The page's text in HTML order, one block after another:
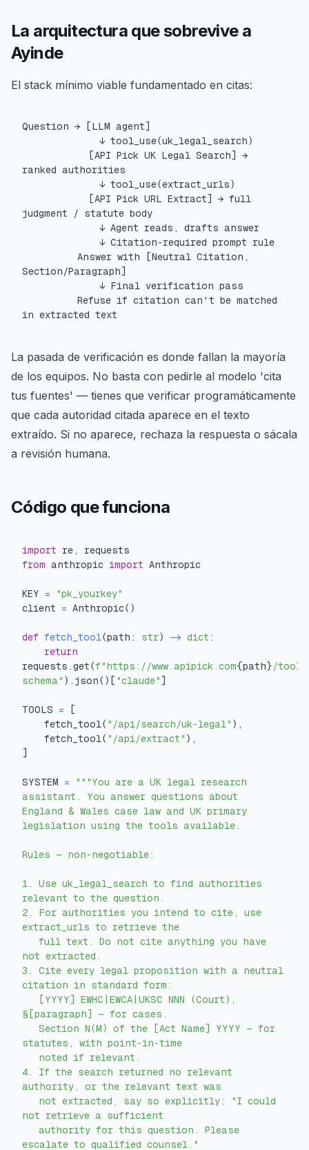
La arquitectura que sobrevive a
Ayinde
El stack mínimo viable fundamentado en citas:
in extracted text
La pasada de verificación es donde fallan la mayoría
de los equipos. No basta con pedirle al modelo 'cita
tus fuentes' — tienes que verificar programáticamente
que cada autoridad citada aparece en el texto
extraído. Si no aparece, rechaza la respuesta o sácala
a revisión humana.
Código que funciona
import re ,
from anthropic import
KEY =
"pk_yourkey"
client = Anthropic( )
def fetch_tool(path : str) - dict :
return
requests .get(f"https://www.apipick.com{path}/tool-
schema" ) . json( ) [ "claude" ]
TOOLS =
[
    fetch_tool
( "/api/search/uk-legal" ) ,
    fetch_tool
( "/api/extract" ) ,
]
SYSTEM =
"""You are a UK legal research
England & Wales case law and UK primary
1. Use uk_legal_search to find authorities
2. For authorities you intend to cite, use
3. Cite every legal proposition with a neutral
4. If the search returned no relevant